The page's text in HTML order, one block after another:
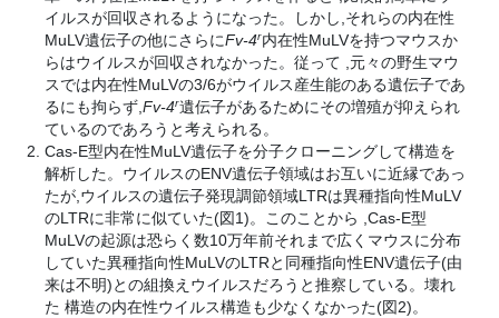
イルスが回収されるようになった。しかし,それらの内在性
MuLV遺伝子の他にさらにFv-4r内在性MuLVを持つマウスか
らはウイルスが回収されなかった。従って ,元々の野生マウ
スでは内在性MuLVの3/6がウイルス産生能のある遺伝子であ
るにも拘らず, Fv-4r遺伝子があるためにその増殖が抑えられ
ているのであろうと考えられる。
Cas-E型内在性MuLV遺伝子を分子クローニングして構造を
解析した。ウイルスのENV遺伝子領域はお互いに近縁であっ
たが,ウイルスの遺伝子発現調節領域LTRは異種指向性MuLV
のLTRに非常に似ていた(図1)。このことから ,Cas-E型
MuLVの起源は恐らく数10万年前それまで広くマウスに分布
していた異種指向性MuLVのLTRと同種指向性ENV遺伝子(由
来は不明)との組換えウイルスだろうと推察している。壊れ
た 構造の内在性ウイルス構造も少なくなかった(図2)。